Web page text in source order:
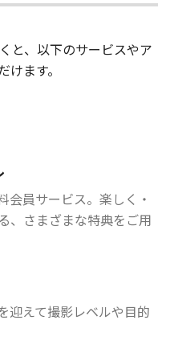
と、以下のサービスやア
ます。
会員サービス。楽しく・
、さまざまな特典をご用
迎えて撮影レベルや目的